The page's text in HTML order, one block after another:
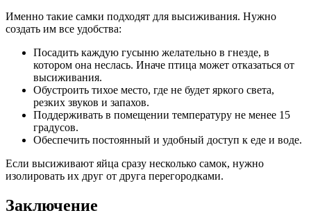
Именно такие самки подходят для высиживания. Нужно
создать им все удобства:
Посадить каждую гусыню желательно в гнезде, в
котором она неслась. Иначе птица может отказаться от
высиживания.
Обустроить тихое место, где не будет яркого света,
резких звуков и запахов.
Поддерживать в помещении температуру не менее 15
градусов.
Обеспечить постоянный и удобный доступ к еде и воде.
Если высиживают яйца сразу несколько самок, нужно
изолировать их друг от друга перегородками.
Заключение